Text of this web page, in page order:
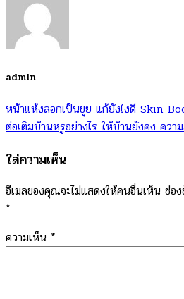
admin
หน้าแห้งลอกเป็นขุย แก้ยังไงดี Skin
ต่อเติมบ้านหรูอย่างไร ให้บ้านยังคง ควา
ใส่ความเห็น
อีเมลของคุณจะไม่แสดงให้คนอื่นเห็น ช่อ
*
ความเห็น *